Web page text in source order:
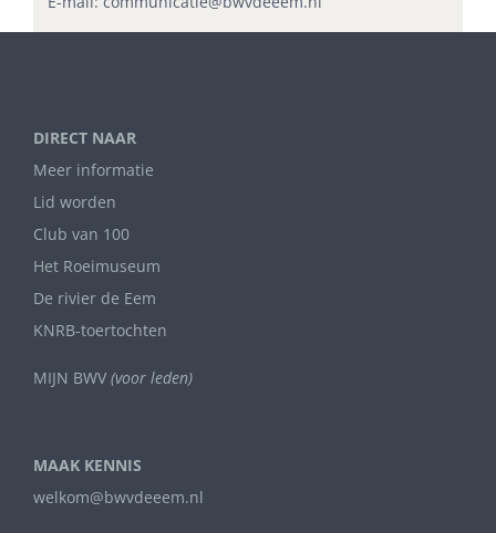
DIRECT NAAR
Meer informatie
Lid worden
Club van 100
Het Roeimuseum
De rivier de Eem
KNRB-toertochten
MIJN BWV (voor leden)
MAAK KENNIS
welkom@bwvdeeem.nl